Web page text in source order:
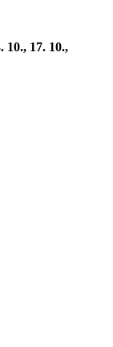
10., 17. 10.,